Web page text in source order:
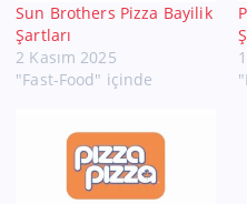
Sun Brothers Pizza Bayilik
Şartları
2 Kasım 2025
"Fast-Food" içinde